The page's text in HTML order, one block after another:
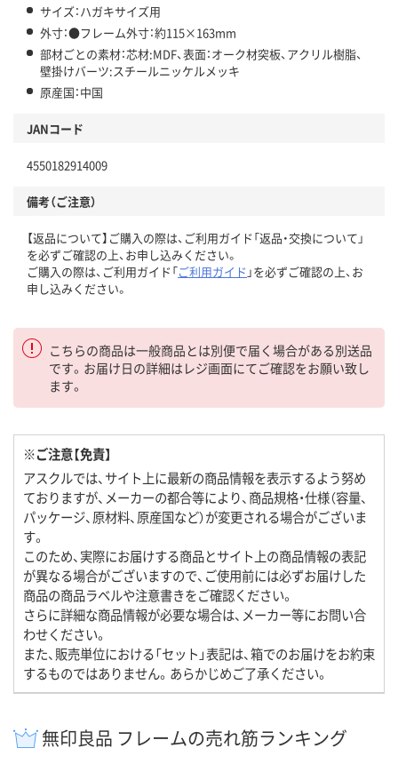
サイズ：ハガキサイズ用
外寸：●フレーム外寸：約115×163mm
部材ごとの素材：芯材:MDF、表面：オーク材突板、アクリル樹脂、
壁掛けバーツ:スチールニッケルメッキ
原産国：中国
JANコード
4550182914009
備考（ご注意）
【返品について】ご購入の際は、ご利用ガイド「返品・交換について」
を必ずご確認の上、お申し込みください。
ご購入の際は、ご利用ガイド「ご利用ガイド 」を必ずご確認の上、お
申し込みください。
こちらの商品は一般商品とは別便で届く場合がある別送品
です。お届け日の詳細はレジ画面にてご確認をお願い致し
ます。
※ご注意【免責】
アスクルでは、サイト上に最新の商品情報を表示するよう努め
ておりますが、メーカーの都合等により、商品規格・仕様（容量、
パッケージ、原材料、原産国など）が変更される場合がございま
す。
このため、実際にお届けする商品とサイト上の商品情報の表記
が異なる場合がございますので、ご使用前には必ずお届けした
商品の商品ラベルや注意書きをご確認ください。
さらに詳細な商品情報が必要な場合は、メーカー等にお問い合
わせください。
また、販売単位における「セット」表記は、箱でのお届けをお約束
するものではありません。あらかじめご了承ください。
無印良品 フレームの売れ筋ランキング